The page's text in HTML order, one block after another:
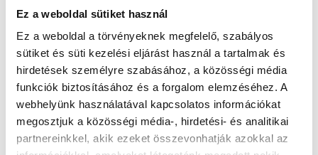
Ez a weboldal sütiket használ
Ez a weboldal a törvényeknek megfelelő, szabályos
sütiket és süti kezelési eljárást használ a tartalmak és
hirdetések személyre szabásához, a közösségi média
funkciók biztosításához és a forgalom elemzéséhez. A
webhelyünk használatával kapcsolatos információkat
megosztjuk a közösségi média-, hirdetési- és analitikai
partnereinkkel, akik ezeket összevonhatják azokkal az
válhasson.
Segíteni minél
több
embernek,
hogy saját
magára
büszke